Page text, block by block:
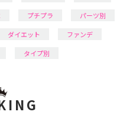
プチプラ
パーツ別
ダイエット
ファンデ
タイプ別